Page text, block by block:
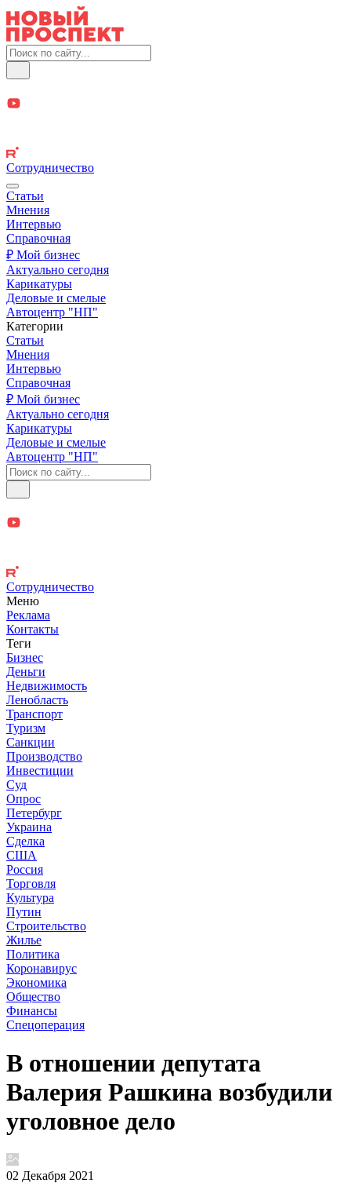
Сотрудничество
Статьи
Мнения
Интервью
Справочная
₽ Мой бизнес
Актуально сегодня
Карикатуры
Деловые и смелые
Автоцентр "НП"
Категории
Статьи
Мнения
Интервью
Справочная
₽ Мой бизнес
Актуально сегодня
Карикатуры
Деловые и смелые
Автоцентр "НП"
Сотрудничество
Меню
Реклама
Контакты
Теги
Бизнес
Деньги
Недвижимость
Ленобласть
Транспорт
Туризм
Санкции
Производство
Инвестиции
Суд
Опрос
Петербург
Украина
Сделка
США
Россия
Торговля
Культура
Путин
Строительство
Жилье
Политика
Коронавирус
Экономика
Общество
Финансы
Спецоперация
В отношении депутата
Валерия Рашкина возбудили
уголовное дело
02 Декабря 2021